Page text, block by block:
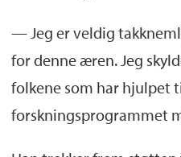
— Jeg er veldig
for denne æren. Jeg
folkene som har hjulpet
forskningsprogrammet